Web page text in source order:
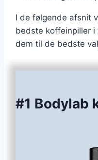
I de følgende afsnit
bedste koffeinpiller
dem til de bedste
#1 Bodylab